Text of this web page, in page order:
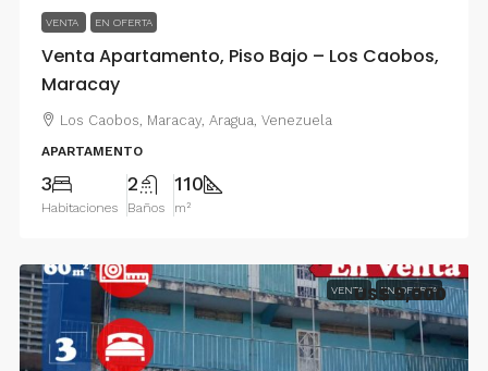
VENTA EN OFERTA
Venta Apartamento, Piso Bajo – Los Caobos,
Maracay
Los Caobos, Maracay, Aragua, Venezuela
APARTAMENTO
3
Habitaciones
2
Baños
110
m²
VENTA EN OFERTA
US$ 9,000